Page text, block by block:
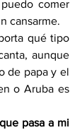
comer
cansarme.
qué tipo
aunque
de papa y el
o Aruba es
pasa a mi